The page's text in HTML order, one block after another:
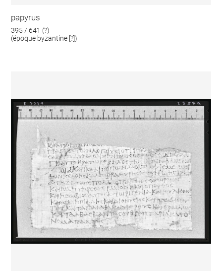
papyrus
395 / 641 (?)
(époque byzantine [?])